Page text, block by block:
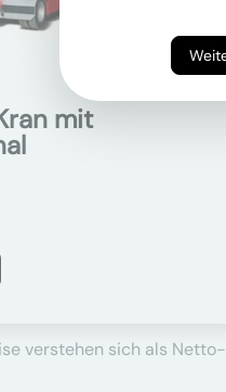
mit
verstehen sich als